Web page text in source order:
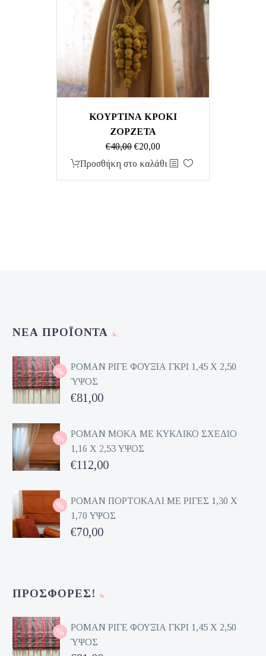
ΚΟΥΡΤΙΝΑ ΚΡΟΚΙ
ΖΟΡΖΕΤΑ
€40,00 Original
price
€20,00Η
τρέχουσα
Προσθήκη στο καλάθι
ΝΈΑ ΠΡΟΪΌΝΤΑ
ΡΟΜΑΝ ΡΙΓΕ ΦΟΥΞΙΑ ΓΚΡΙ 1,45 Χ 2,50
ΎΨΟΣ
Original
was:
€162,00.
€81,00
τρέχουσα
τιμή
είναι:
ΡΟΜΑΝ ΜΟΚΑ ΜΕ ΚΥΚΛΙΚΟ ΣΧΕΔΙΟ
1,16 Χ 2,53 ΥΨΟΣ
Original
was:
€224,00.
€112,00
τρέχουσα
τιμή
είναι:
ΡΟΜΑΝ ΠΟΡΤΟΚΑΛΙ ΜΕ ΡΙΓΕΣ 1,30 Χ
1,70 ΥΨΟΣ
Original
€70,00
ΠΡΟΣΦΟΡΈΣ!
ΡΟΜΑΝ ΡΙΓΕ ΦΟΥΞΙΑ ΓΚΡΙ 1,45 Χ 2,50
ΎΨΟΣ